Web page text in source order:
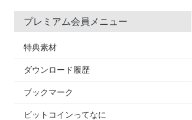
プレミアム会員メニュー
特典素材
ダウンロード履歴
ブックマーク
ビットコインってなに